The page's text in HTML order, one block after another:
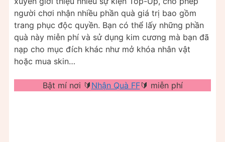
người chơi nhận nhiều phần quà giá trị bao gồm
trang phục độc quyền. Bạn có thể lấy những phần
quà này miễn phí và sử dụng kim cương mà bạn đã
nạp cho mục đích khác như mở khóa nhân vật
hoặc mua skin…
Bật mí nơi 🔰 Nhận Quà FF🔰 miễn phí